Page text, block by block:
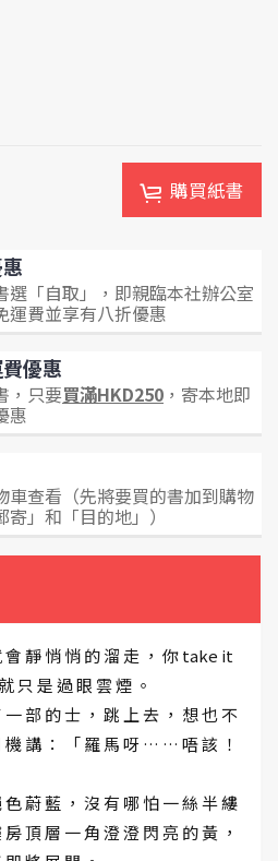
購買紙書
選「自取」，即親臨本社辦公室
運費並享有八折優惠
優惠
，只要買滿HKD250 ，寄本地即
惠
車查看（先將要買的書加到購物
」和「目的地」）
會 靜 悄 悄 的 溜 走 ， 你 take it
只 是 過 眼 雲 煙 。
部 的 士 ， 跳 上 去 ， 想 也 不
機 講 ： 「 羅 馬 呀 … … 唔 該 ！
蔚 藍 ， 沒 有 哪 怕 一 絲 半 縷
頂 層 一 角 澄 澄 閃 亮 的 黃 ，